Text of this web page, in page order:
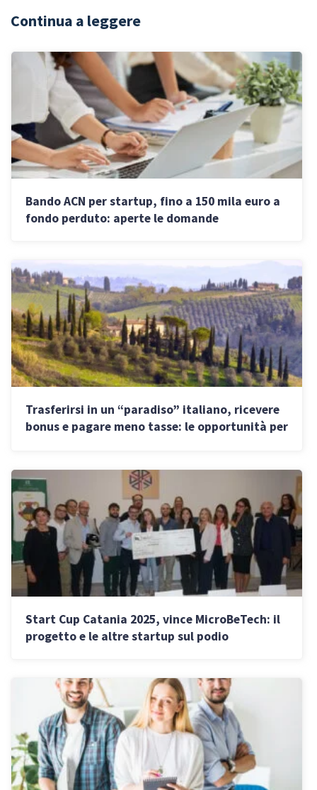
Continua a leggere
Bando ACN per startup, fino a 150 mila euro a
fondo perduto: aperte le domande
Trasferirsi in un “paradiso” italiano, ricevere
bonus e pagare meno tasse: le opportunità per
Start Cup Catania 2025, vince MicroBeTech: il
progetto e le altre startup sul podio